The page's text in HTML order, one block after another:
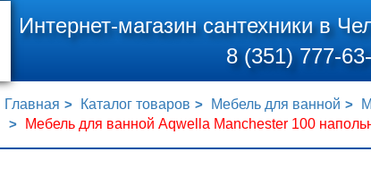
Интернет-магазин сантехники в
8 (351) 777-
Главная Каталог товаров Мебель для ванной
Мебель для ванной Aqwella Manchester 100